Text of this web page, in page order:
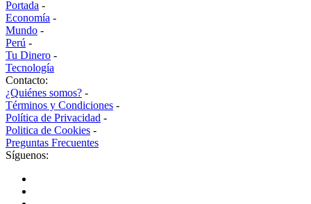
Portada -
Economía -
Mundo -
Perú -
Tu Dinero -
Tecnología
Contacto:
¿Quiénes somos? -
Términos y Condiciones -
Política de Privacidad -
Politica de Cookies -
Preguntas Frecuentes
Síguenos: